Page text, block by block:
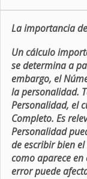
La importancia
Un cálculo
se determina a
embargo, el
la personalidad.
Personalidad, el
Completo. Es
Personalidad
de escribir bien
como aparece
error puede